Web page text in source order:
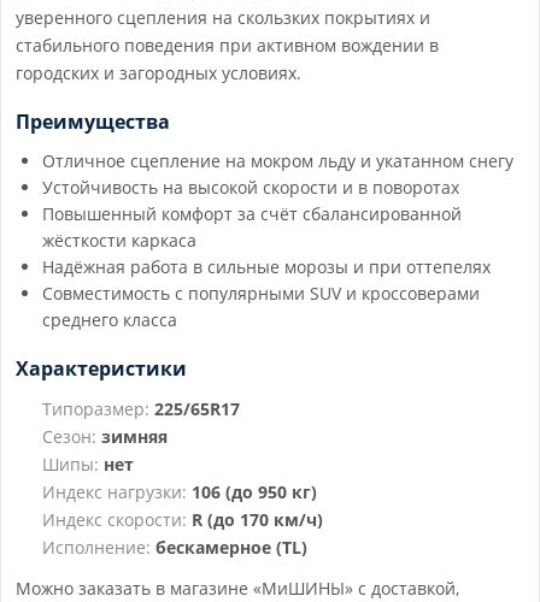
уверенного сцепления на скользких покрытиях и
стабильного поведения при активном вождении в
городских и загородных условиях.
Преимущества
Отличное сцепление на мокром льду и укатанном снегу
Устойчивость на высокой скорости и в поворотах
Повышенный комфорт за счёт сбалансированной
жёсткости каркаса
Надёжная работа в сильные морозы и при оттепелях
Совместимость с популярными SUV и кроссоверами
среднего класса
Характеристики
Типоразмер: 225/65R17
Сезон: зимняя
Шипы: нет
Индекс нагрузки: 106 (до 950 кг)
Индекс скорости: R (до 170 км/ч)
Исполнение: бескамерное (TL)
Можно заказать в магазине «МиШИНЫ» с доставкой,